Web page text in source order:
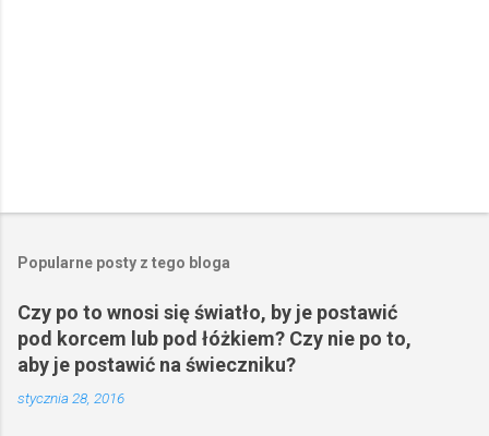
Popularne posty z tego bloga
Czy po to wnosi się światło, by je postawić
pod korcem lub pod łóżkiem? Czy nie po to,
aby je postawić na świeczniku?
stycznia 28, 2016